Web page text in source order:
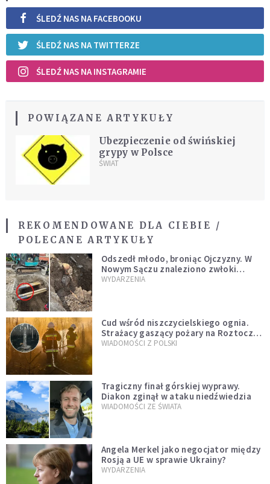
ŚLEDŹ NAS NA FACEBOOKU
ŚLEDŹ NAS NA TWITTERZE
ŚLEDŹ NAS NA INSTAGRAMIE
POWIĄZANE ARTYKUŁY
Ubezpieczenie od świńskiej
grypy w Polsce
ŚWIAT
REKOMENDOWANE DLA CIEBIE /
POLECANE ARTYKUŁY
Odszedł młodo, broniąc Ojczyzny. W
Nowym Sączu znaleziono zwłoki
mężczyzny z czasów potopu
WYDARZENIA
Cud wśród niszczycielskiego ognia.
Strażacy gaszący pożary na Roztoczu
opublikowali niezwykłe zdjęcie
WIADOMOŚCI Z POLSKI
Tragiczny finał górskiej wyprawy.
Diakon zginął w ataku niedźwiedzia
WIADOMOŚCI ZE ŚWIATA
Angela Merkel jako negocjator między
Rosją a UE w sprawie Ukrainy?
WYDARZENIA